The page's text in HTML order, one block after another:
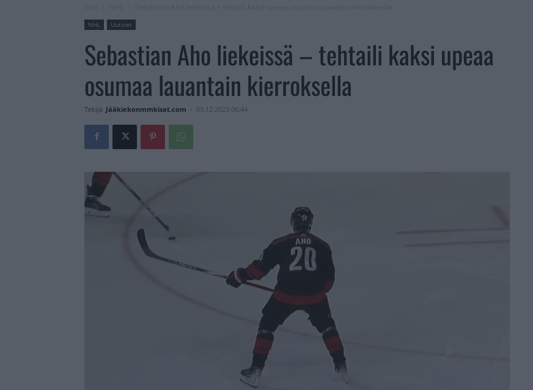
NHL Uutiset
Sebastian Aho liekeissä – tehtaili kaksi upeaa
osumaa lauantain kierroksella
Tekijä Jääkiekonmmkisat.com - 03.12.2023 06:44